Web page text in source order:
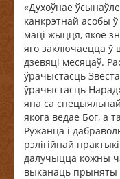
«Духоўнае
канкрэтнай асобы
маці жыцця, якое
яго заключаецца ў
дзевяці месяцаў.
ўрачыстасць
ўрачыстасць
яна са спецыяльнай
якога ведае Бог, а
Ружанца і
рэлігійнай
далучыцца кожны
выканаць прыняты